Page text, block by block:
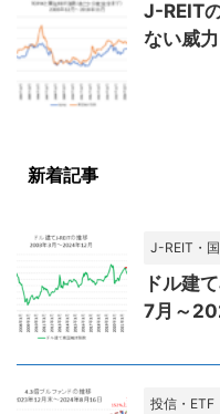
J-REIT
ない威
新着記事
J-REIT・
ドル建
7月～
投信・ETF